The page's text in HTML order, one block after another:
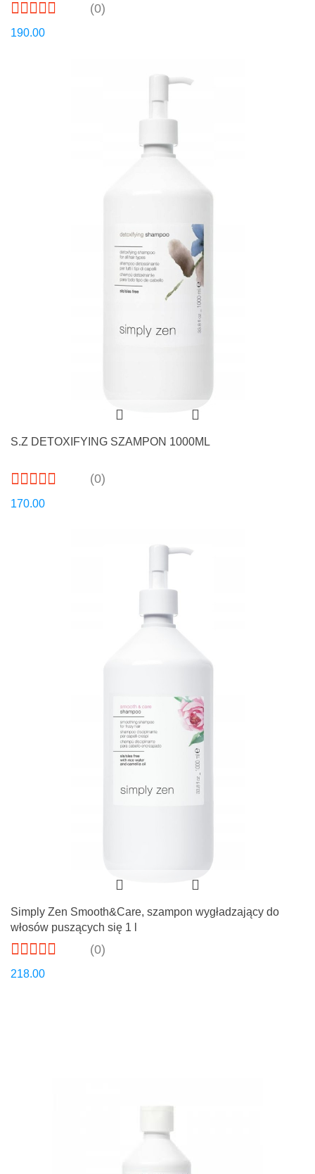
(0)
190.00
S.Z DETOXIFYING SZAMPON 1000ML
(0)
170.00
Simply Zen Smooth&Care, szampon wygładzający do
włosów puszących się 1 l
(0)
218.00